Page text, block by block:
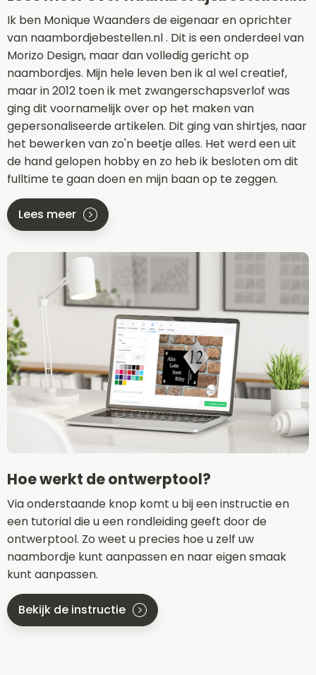
Ik ben Monique Waanders de eigenaar en oprichter
van naambordjebestellen.nl . Dit is een onderdeel van
Morizo Design, maar dan volledig gericht op
naambordjes. Mijn hele leven ben ik al wel creatief,
maar in 2012 toen ik met zwangerschapsverlof was
ging dit voornamelijk over op het maken van
gepersonaliseerde artikelen. Dit ging van shirtjes, naar
het bewerken van zo'n beetje alles. Het werd een uit
de hand gelopen hobby en zo heb ik besloten om dit
fulltime te gaan doen en mijn baan op te zeggen.
Lees meer
Hoe werkt de ontwerptool?
Via onderstaande knop komt u bij een instructie en
een tutorial die u een rondleiding geeft door de
ontwerptool. Zo weet u precies hoe u zelf uw
naambordje kunt aanpassen en naar eigen smaak
kunt aanpassen.
Bekijk de instructie